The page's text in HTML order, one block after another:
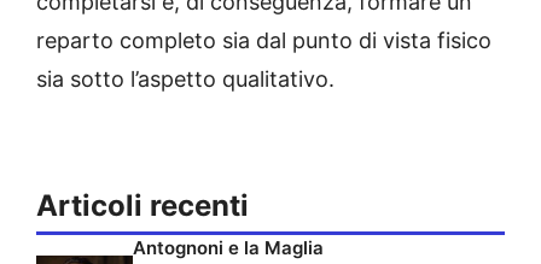
reparto completo sia dal punto di vista fisico
sia sotto l’aspetto qualitativo.
Articoli recenti
Antognoni e la Maglia